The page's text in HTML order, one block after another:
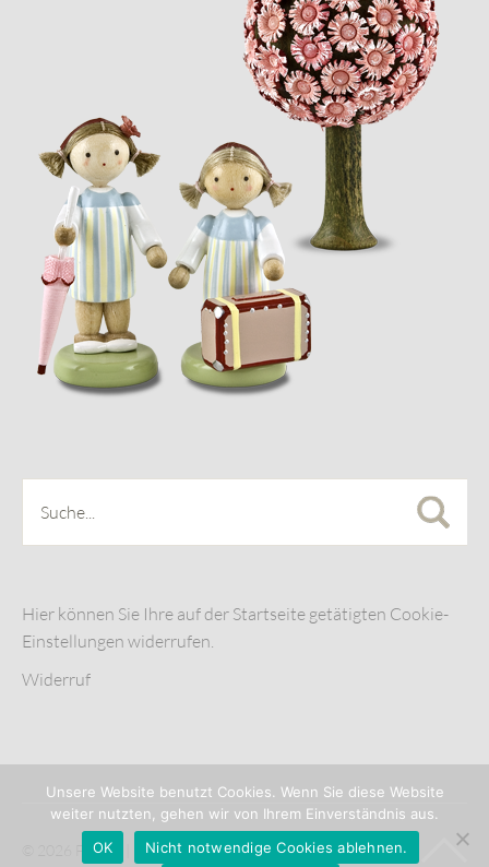
Hier können Sie Ihre auf der Startseite getätigten Cookie-
Einstellungen widerrufen.
Widerruf
© 2026 FLADE | Impressum|AGB|Datenschutz
Unsere Website benutzt Cookies. Wenn Sie diese Website
weiter nutzten, gehen wir von Ihrem Einverständnis aus.
OK
Nicht notwendige Cookies ablehnen.